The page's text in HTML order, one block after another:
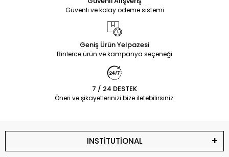
Güvenli ve kolay ödeme sistemi
Geniş Ürün Yelpazesi
Binlerce ürün ve kampanya seçeneği
7 / 24 DESTEK
Öneri ve şikayetlerinizi bize iletebilirsiniz.
INSTİTUTİONAL